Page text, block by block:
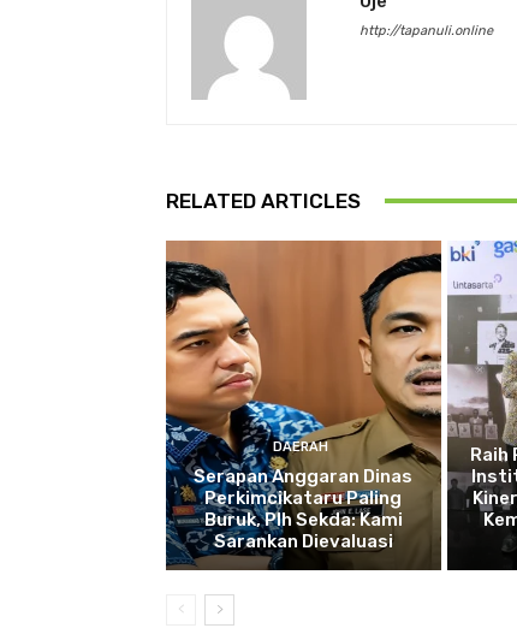
http://tapanuli.online
RELATED ARTICLES
DAERAH
Serapan Anggaran Dinas
Perkimcikataru Paling
Buruk, Plh Sekda: Kami
Sarankan Dievaluasi
Raih